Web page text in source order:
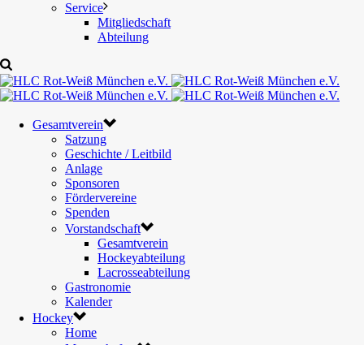
Service
Mitgliedschaft
Abteilung
Gesamtverein
Satzung
Geschichte / Leitbild
Anlage
Sponsoren
Fördervereine
Spenden
Vorstandschaft
Gesamtverein
Hockeyabteilung
Lacrosseabteilung
Gastronomie
Kalender
Hockey
Home